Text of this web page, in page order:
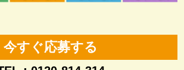
今すぐ応募する